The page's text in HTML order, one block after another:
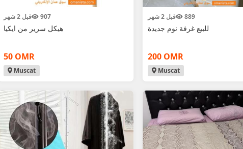
قبل 2 شهر 907
هيكل سرير من ايكيا
50 OMR
Muscat
قبل 2 شهر 889
للبيع غرفة نوم جديدة
200 OMR
Muscat